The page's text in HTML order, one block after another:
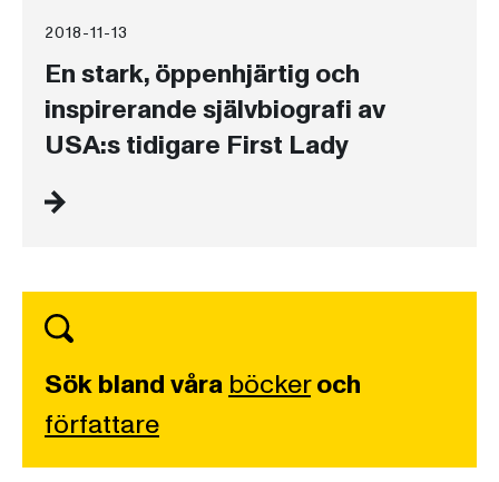
2018-11-13
En stark, öppenhjärtig och
inspirerande självbiografi av
USA:s tidigare First Lady
Sök bland våra böckeroch
författare